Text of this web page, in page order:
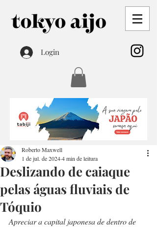
Login
Deslizando de caiaque
pelas águas fluviais de
Tóquio
Roberto Maxwell
1 de jul. de 20244 min de leitura
Apreciar a capital japonesa de dentro de